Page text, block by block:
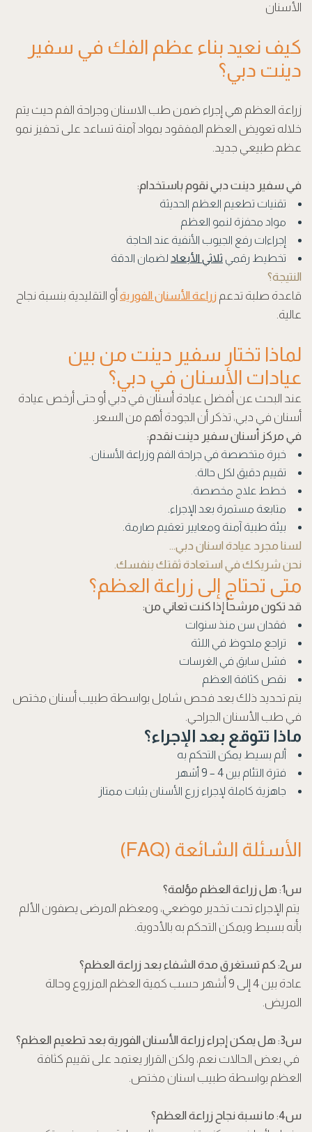
الأسنان
كيف نعيد بناء عظم الفك في سفير
دينت دبي؟
زراعة العظم هي إجراء ضمن طب الاسنان وجراحة الفم حيث يتم
خلاله تعويض العظم المفقود بمواد آمنة تساعد على تحفيز نمو
عظم طبيعي جديد.
في سفير دينت دبي نقوم باستخدام:
تقنيات تطعيم العظم الحديثة
مواد محفزة لنمو العظم
إجراءات رفع الجيوب الأنفية عند الحاجة
تخطيط رقمي ثلاثي الأبعاد لضمان الدقة
النتيجة؟
قاعدة صلبة تدعم زراعة الأسنان الفورية أو التقليدية بنسبة نجاح
عالية.
لماذا تختار سفير دينت من بين
عيادات الأسنان في دبي؟
عند البحث عن أفضل عيادة أسنان في دبي أو حتى أرخص عيادة
أسنان في دبي، تذكر أن الجودة أهم من السعر.
في مركز أسنان سفير دينت نقدم:
خبرة متخصصة في جراحة الفم وزراعة الأسنان.
تقييم دقيق لكل حالة.
خطط علاج مخصصة.
متابعة مستمرة بعد الإجراء.
بيئة طبية آمنة ومعايير تعقيم صارمة.
لسنا مجرد عيادة اسنان دبي…
نحن شريكك في استعادة ثقتك بنفسك.
متى تحتاج إلى زراعة العظم؟
قد تكون مرشحاً إذا كنت تعاني من:
فقدان سن منذ سنوات
تراجع ملحوظ في اللثة
فشل سابق في الغرسات
نقص كثافة العظم
يتم تحديد ذلك بعد فحص شامل بواسطة طبيب أسنان مختص
في طب الأسنان الجراحي.
ماذا تتوقع بعد الإجراء؟
ألم بسيط يمكن التحكم به
فترة التئام بين 4 – 9 أشهر
جاهزية كاملة لإجراء زرع الأسنان بثبات ممتاز
الأسئلة الشائعة (FAQ)
س1: هل زراعة العظم مؤلمة؟
يتم الإجراء تحت تخدير موضعي، ومعظم المرضى يصفون الألم
بأنه بسيط ويمكن التحكم به بالأدوية.
س2: كم تستغرق مدة الشفاء بعد زراعة العظم؟
عادة بين 4 إلى 9 أشهر حسب كمية العظم المزروع وحالة
المريض.
س3: هل يمكن إجراء زراعة الأسنان الفورية بعد تطعيم العظم؟
في بعض الحالات نعم، ولكن القرار يعتمد على تقييم كثافة
العظم بواسطة طبيب اسنان مختص.
س4: ما نسبة نجاح زراعة العظم؟